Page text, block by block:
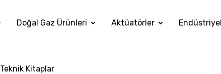
Doğal Gaz Ürünleri Aktüatörler
Teknik Kitaplar